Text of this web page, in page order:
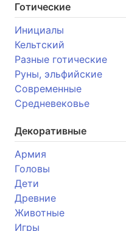
Готические
Инициалы
Кельтский
Разные готические
Руны, эльфийские
Современные
Средневековье
Декоративные
Армия
Головы
Дети
Древние
Животные
Игры